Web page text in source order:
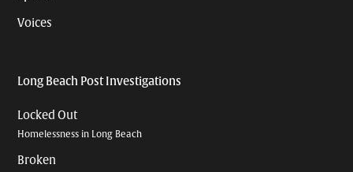
Voices
Long Beach Post Investigations
Locked Out
Homelessness in Long Beach
Broken